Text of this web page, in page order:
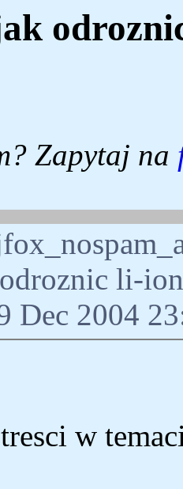
Zapytaj na
li-
Dec 2004
w